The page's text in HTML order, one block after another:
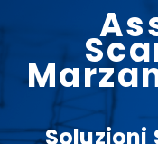
Soluzioni